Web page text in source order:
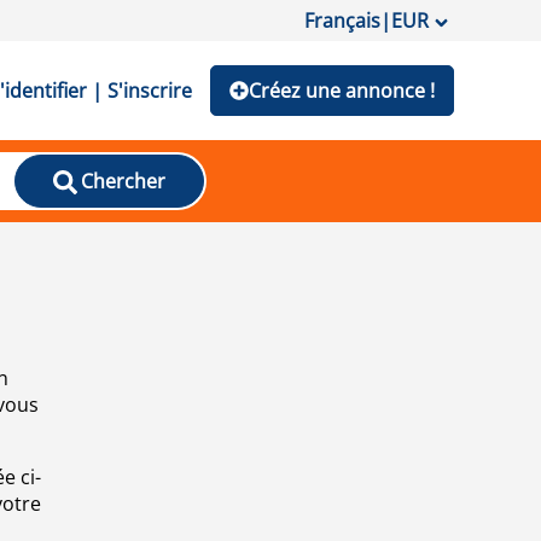
Français|EUR
| S'inscrire Créez une annonce !
Chercher
ci-